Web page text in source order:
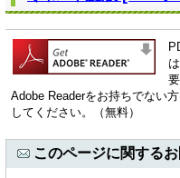
Adobe Readerをお持ちでない
してください。（無料）
このページに関する